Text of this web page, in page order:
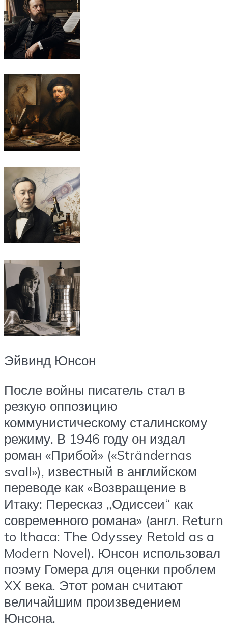
Эйвинд Юнсон
После войны писатель стал в
резкую оппозицию
коммунистическому сталинскому
режиму. В 1946 году он издал
роман «Прибой» («Strändernas
svall»), известный в английском
переводе как «Возвращение в
Итаку: Пересказ „Одиссеи“ как
современного романа» (англ. Return
to Ithaca: The Odyssey Retold as a
Modern Novel). Юнсон использовал
поэму Гомера для оценки проблем
XX века. Этот роман считают
величайшим произведением
Юнсона.